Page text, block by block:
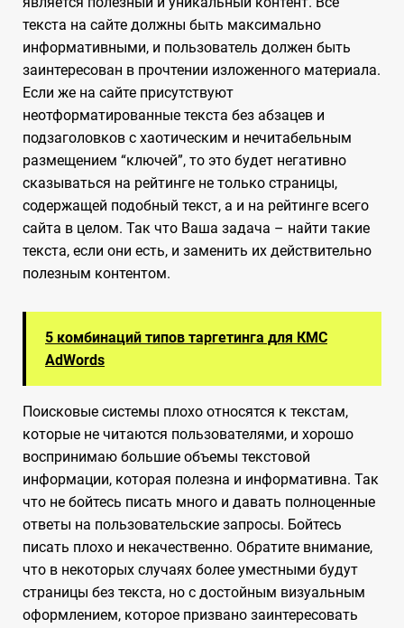
текста на сайте должны быть максимально
информативными, и пользователь должен быть
заинтересован в прочтении изложенного материала.
Если же на сайте присутствуют
неотформатированные текста без абзацев и
подзаголовков с хаотическим и нечитабельным
размещением “ключей”, то это будет негативно
сказываться на рейтинге не только страницы,
содержащей подобный текст, а и на рейтинге всего
сайта в целом. Так что Ваша задача – найти такие
текста, если они есть, и заменить их действительно
полезным контентом.
5 комбинаций типов таргетинга для КМС
AdWords
Поисковые системы плохо относятся к текстам,
которые не читаются пользователями, и хорошо
воспринимаю большие объемы текстовой
информации, которая полезна и информативна. Так
что не бойтесь писать много и давать полноценные
ответы на пользовательские запросы. Бойтесь
писать плохо и некачественно. Обратите внимание,
что в некоторых случаях более уместными будут
страницы без текста, но с достойным визуальным
оформлением, которое призвано заинтересовать